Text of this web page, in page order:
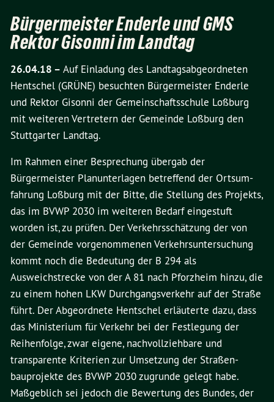
Bürgermeister Enderle und GMS
Rektor Gisonni im Landtag
26.04.18 – Auf Einladung des Landtagsabgeordneten
Hentschel (GRÜNE) besuchten Bürgermeister Enderle
und Rektor Gisonni der Gemeinschaftsschule Loßburg
mit weiteren Vertretern der Gemeinde Loßburg den
Stuttgarter Landtag.
Im Rahmen einer Besprechung übergab der
Bürgermeister Planunterlagen betreffend der Ortsum-
fahrung Loßburg mit der Bitte, die Stellung des Projekts,
das im BVWP 2030 im weiteren Bedarf eingestuft
worden ist, zu prüfen. Der Verkehrsschätzung der von
der Gemeinde vorgenommenen Verkehrsuntersuchung
kommt noch die Bedeutung der B 294 als
Ausweichstrecke von der A 81 nach Pforzheim hinzu, die
zu einem hohen LKW Durchgangsverkehr auf der Straße
führt. Der Abgeordnete Hentschel erläuterte dazu, dass
das Ministerium für Verkehr bei der Festlegung der
Reihenfolge, zwar eigene, nachvollziehbare und
transparente Kriterien zur Umsetzung der Straßen-
bauprojekte des BVWP 2030 zugrunde gelegt habe.
Maßgeblich sei jedoch die Bewertung des Bundes, der